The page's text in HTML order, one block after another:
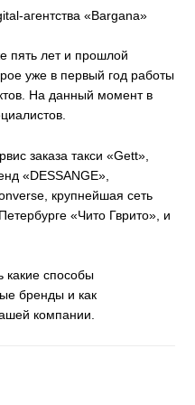
агентства «Bargana»
пять лет и прошлой
уже в первый год работы
На данный момент в
заказа такси «Gett»,
«DESSANGE»,
крупнейшая сеть
«Чито Гврито», и
какие способы
бренды и как
компании.